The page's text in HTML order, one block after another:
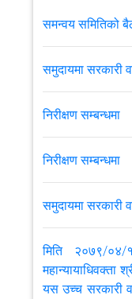
VIEW ALL
समन्वय समितिको
समुदायमा सरकारी
निरीक्षण सम्बन्धमा
निरीक्षण सम्बन्धमा
समुदायमा सरकारी
मिति २०७९/
महान्यायाधिवक्ता
यस उच्च सरकारी